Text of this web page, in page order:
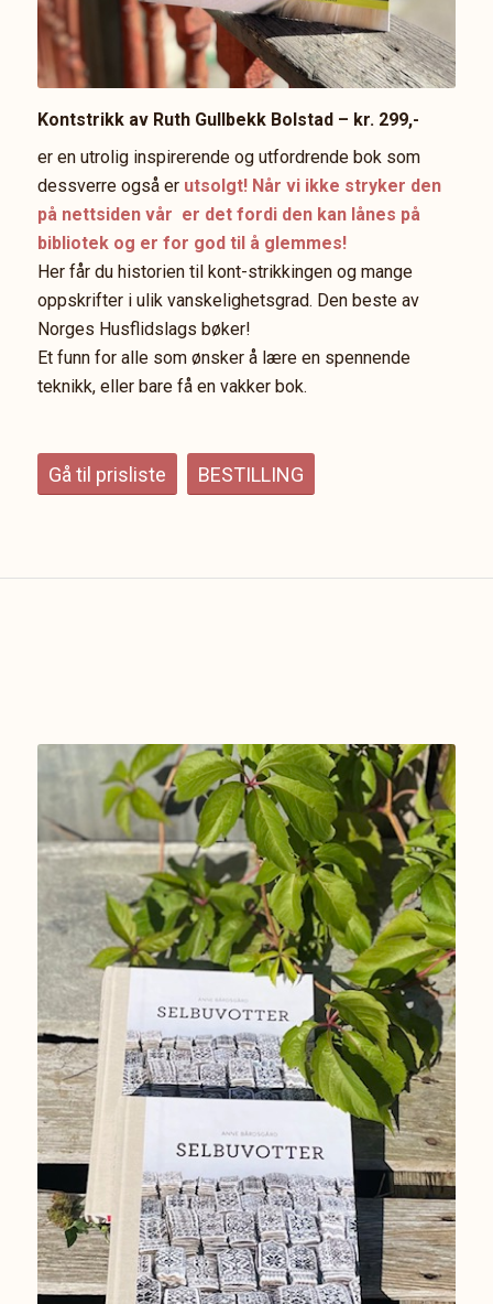
Kontstrikk av Ruth Gullbekk Bolstad – kr. 299,-
er en utrolig inspirerende og utfordrende bok som
dessverre også er utsolgt! Når vi ikke stryker den
på nettsiden vår er det fordi den kan lånes på
bibliotek og er for god til å glemmes!
Her får du historien til kont-strikkingen og mange
oppskrifter i ulik vanskelighetsgrad. Den beste av
Norges Husflidslags bøker!
Et funn for alle som ønsker å lære en spennende
teknikk, eller bare få en vakker bok.
Gå til prisliste BESTILLING